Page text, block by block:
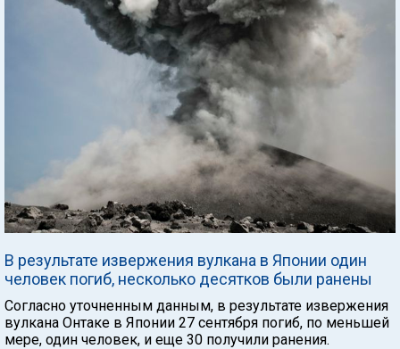
В результате извержения вулкана в Японии один
человек погиб, несколько десятков были ранены
Согласно уточненным данным, в результате извержения
вулкана Онтаке в Японии 27 сентября погиб, по меньшей
мере, один человек, и еще 30 получили ранения.